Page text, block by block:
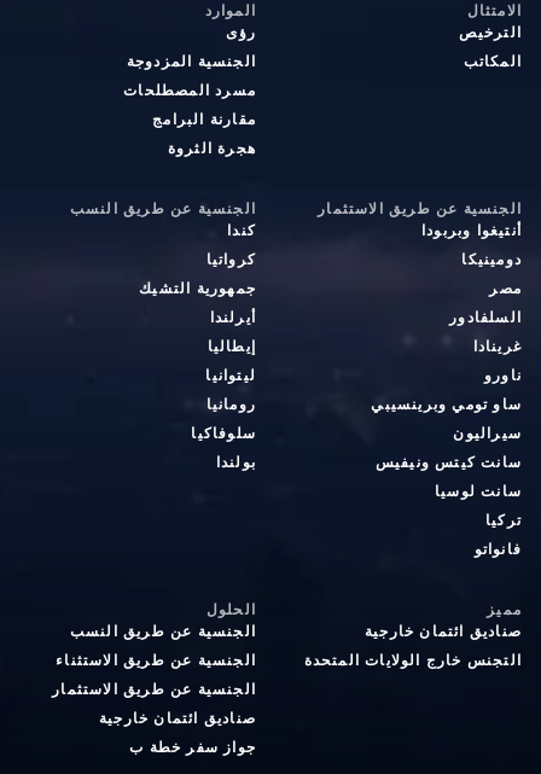
الامتثال
الترخيص
المكاتب
الموارد
رؤى
الجنسية المزدوجة
مسرد المصطلحات
مقارنة البرامج
هجرة الثروة
الجنسية عن طريق الاستثمار
أنتيغوا وبربودا
دومينيكا
مصر
السلفادور
غرينادا
ناورو
ساو تومي وبرينسيبي
سيراليون
سانت كيتس ونيفيس
سانت لوسيا
تركيا
فانواتو
الجنسية عن طريق النسب
كندا
كرواتيا
جمهورية التشيك
أيرلندا
إيطاليا
ليتوانيا
رومانيا
سلوفاكيا
بولندا
مميز
صناديق ائتمان خارجية
التجنس خارج الولايات المتحدة
الحلول
الجنسية عن طريق النسب
الجنسية عن طريق الاستثناء
الجنسية عن طريق الاستثمار
صناديق ائتمان خارجية
جواز سفر خطة ب